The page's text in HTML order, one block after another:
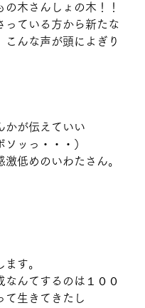
の木さんしょの木！！
っている方から新たな
こんな声が頭によぎり
かが伝えていい
ソッっ・・・）
低めのいわたさん。
す。
なんてするのは１００
て生きてきたし